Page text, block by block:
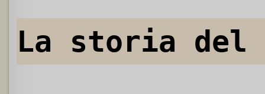
La storia del